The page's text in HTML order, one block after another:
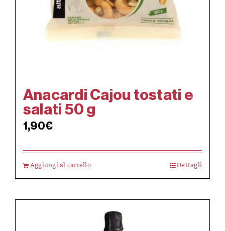
Anacardi Cajou tostati e
salati 50 g
1,90€
Aggiungi al carrello Dettagli